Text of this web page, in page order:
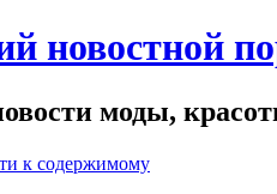
новостной
моды,
к содержимому